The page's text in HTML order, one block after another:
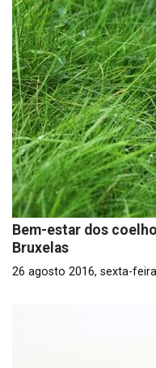
Bem-estar dos
Bruxelas
26 agosto 2016, sexta-feira